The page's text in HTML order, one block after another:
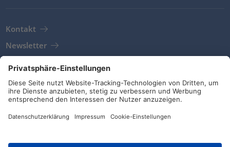
Kontakt
Newsletter
AGB
Richtlinien und Bekenntnisse
Soziale Medien